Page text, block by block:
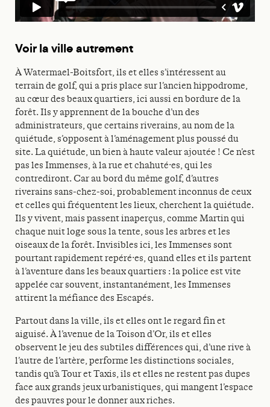
Voir la ville autrement
À Watermael-Boitsfort, ils et elles s’intéressent au
terrain de golf, qui a pris place sur l’ancien hippodrome,
au cœur des beaux quartiers, ici aussi en bordure de la
forêt. Ils y apprennent de la bouche d’un des
administrateurs, que certains riverains, au nom de la
quiétude, s’opposent à l’aménagement plus poussé du
site. La quiétude, un bien à haute valeur ajoutée ! Ce n’est
pas les Immenses, à la rue et chahuté·es, qui les
contrediront. Car au bord du même golf, d’autres
riverains sans-chez-soi, probablement inconnus de ceux
et celles qui fréquentent les lieux, cherchent la quiétude.
Ils y vivent, mais passent inaperçus, comme Martin qui
chaque nuit loge sous la tente, sous les arbres et les
oiseaux de la forêt. Invisibles ici, les Immenses sont
pourtant rapidement repéré·es, quand elles et ils partent
à l’aventure dans les beaux quartiers : la police est vite
appelée car souvent, instantanément, les Immenses
attirent la méfiance des Escapés.
Partout dans la ville, ils et elles ont le regard fin et
aiguisé. À l’avenue de la Toison d’Or, ils et elles
observent le jeu des subtiles différences qui, d’une rive à
l’autre de l’artère, performe les distinctions sociales,
tandis qu’à Tour et Taxis, ils et elles ne restent pas dupes
face aux grands jeux urbanistiques, qui mangent l’espace
des pauvres pour le donner aux riches.